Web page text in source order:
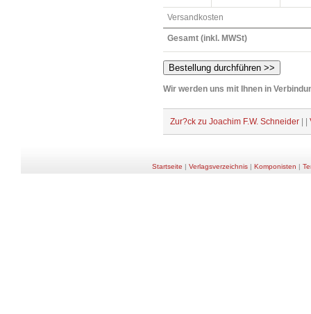
Versandkosten
Gesamt (inkl. MWSt)
Wir werden uns mit Ihnen in
Zur?ck zu Joachim F.W. Schneider
Startseite | Verlagsverzeichnis| Komponisten |